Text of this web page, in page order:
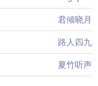
君倾晓月
路人四九
夏竹听声